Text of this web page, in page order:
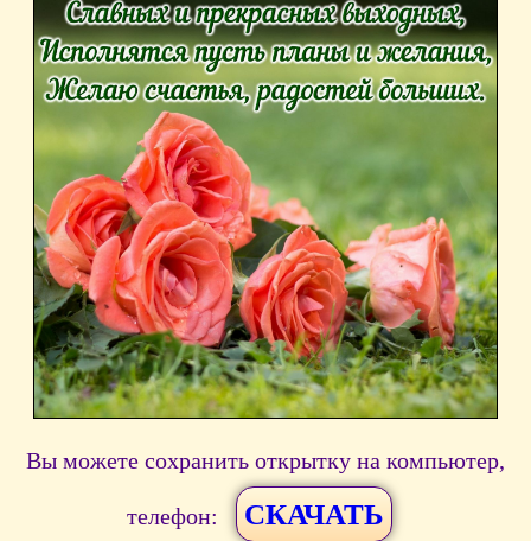
Вы можете сохранить открытку на компьютер,
телефон: СКАЧАТЬ